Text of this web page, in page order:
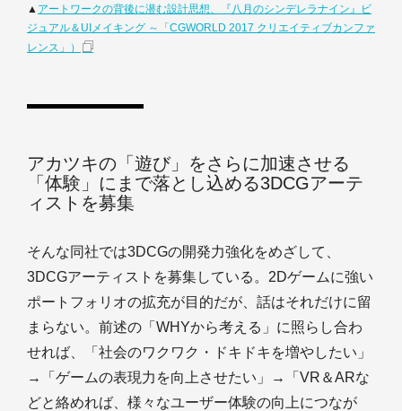
▲ アートワークの背後に潜む設計思想、『八月のシンデレラナイン』ビ
ジュアル＆UIメイキング ～「CGWORLD 2017 クリエイティブカンファ
レンス」）
アカツキの「遊び」をさらに加速させる
「体験」にまで落とし込める3DCGアーテ
ィストを募集
そんな同社では3DCGの開発力強化をめざして、
3DCGアーティストを募集している。2Dゲームに強い
ポートフォリオの拡充が目的だが、話はそれだけに留
まらない。前述の「WHYから考える」に照らし合わ
せれば、「社会のワクワク・ドキドキを増やしたい」
→「ゲームの表現力を向上させたい」→「VR＆ARな
どと絡めれば、様々なユーザー体験の向上につなが